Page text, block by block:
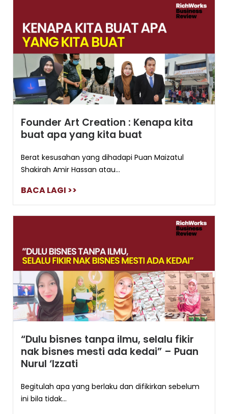
Founder Art Creation : Kenapa kita
buat apa yang kita buat
Berat kesusahan yang dihadapi Puan Maizatul
Shakirah Amir Hassan atau...
BACA LAGI >>
“Dulu bisnes tanpa ilmu, selalu fikir
nak bisnes mesti ada kedai” – Puan
Nurul ‘Izzati
Begitulah apa yang berlaku dan difikirkan sebelum
ini bila tidak...